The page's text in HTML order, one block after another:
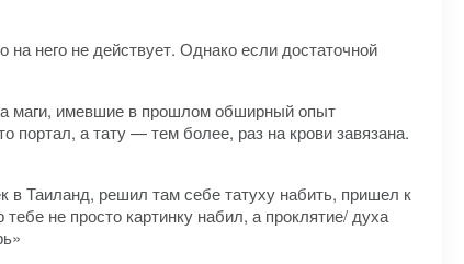
него не действует. Однако если достаточной
маги, имевшие в прошлом обширный опыт
портал, а тату — тем более, раз на крови завязана.
в Таиланд, решил там себе татуху набить, пришел к
не просто картинку набил, а проклятие/ духа